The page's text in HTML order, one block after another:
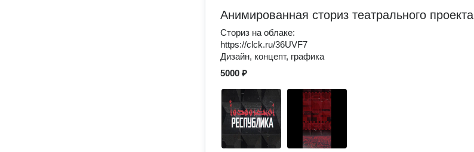
Анимированная сториз театрального проекта
Сториз на облаке:
https://clck.ru/36UVF7
Дизайн, концепт, графика
5000 ₽